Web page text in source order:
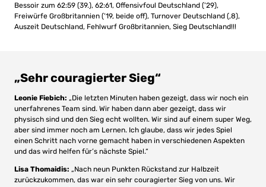
Bessoir zum 62:59 (39.), 62:61, Offensivfoul Deutschland (’29),
Freiwürfe Großbritannien (’19, beide off), Turnover Deutschland (‚8),
Auszeit Deutschland, Fehlwurf Großbritannien, Sieg Deutschland!!!
„Sehr couragierter Sieg“
Leonie Fiebich: „Die letzten Minuten haben gezeigt, dass wir noch ein
unerfahrenes Team sind. Wir haben dann aber gezeigt, dass wir
physisch sind und den Sieg echt wollten. Wir sind auf einem super Weg,
aber sind immer noch am Lernen. Ich glaube, dass wir jedes Spiel
einen Schritt nach vorne gemacht haben in verschiedenen Aspekten
und das wird helfen für’s nächste Spiel.“
Lisa Thomaidis: „Nach neun Punkten Rückstand zur Halbzeit
zurückzukommen, das war ein sehr couragierter Sieg von uns. Wir